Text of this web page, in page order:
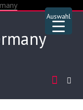
Auswahl